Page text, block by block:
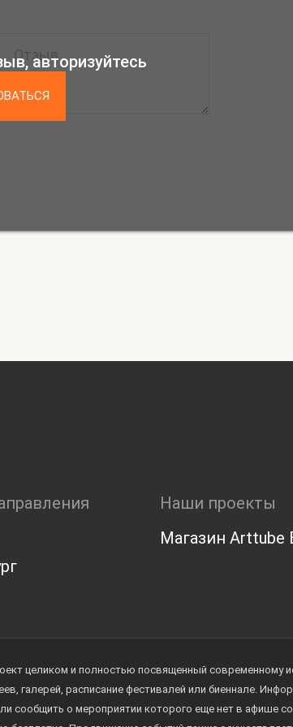
авторизуйтесь
Наши проекты
Магазин Arttube
целиком и полностью посвященный современному
галерей, расписание фестивалей или биеннале.
сообщить о мероприятии которого еще нет в афише